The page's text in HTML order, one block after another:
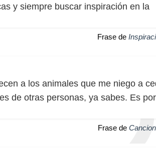
y siempre buscar inspiración en la
Frase de
a los animales que me niego a
de otras personas, ya sabes. Es
Frase de